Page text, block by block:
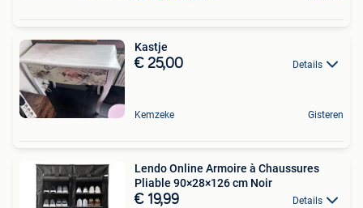
Kastje
€ 25,00 Details
Kemzeke Gisteren
Lendo Online Armoire à Chaussures
Pliable 90×28×126 cm Noir
€ 19,99 Details